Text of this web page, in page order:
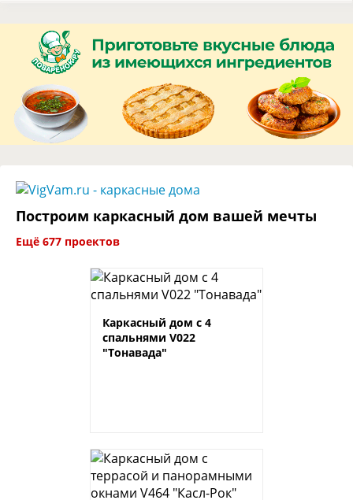
Построим каркасный дом вашей мечты
Ещё 677 проектов
Каркасный дом с 4
спальнями V022
"Тонавада"